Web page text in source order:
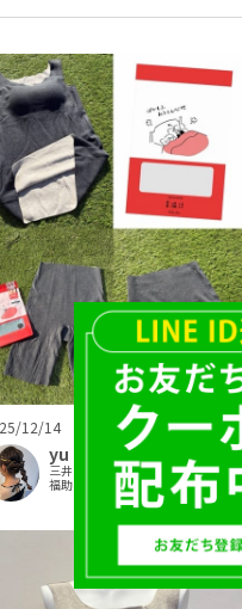
12/14
yu
三井アウトレットパーク大阪門真店
福助